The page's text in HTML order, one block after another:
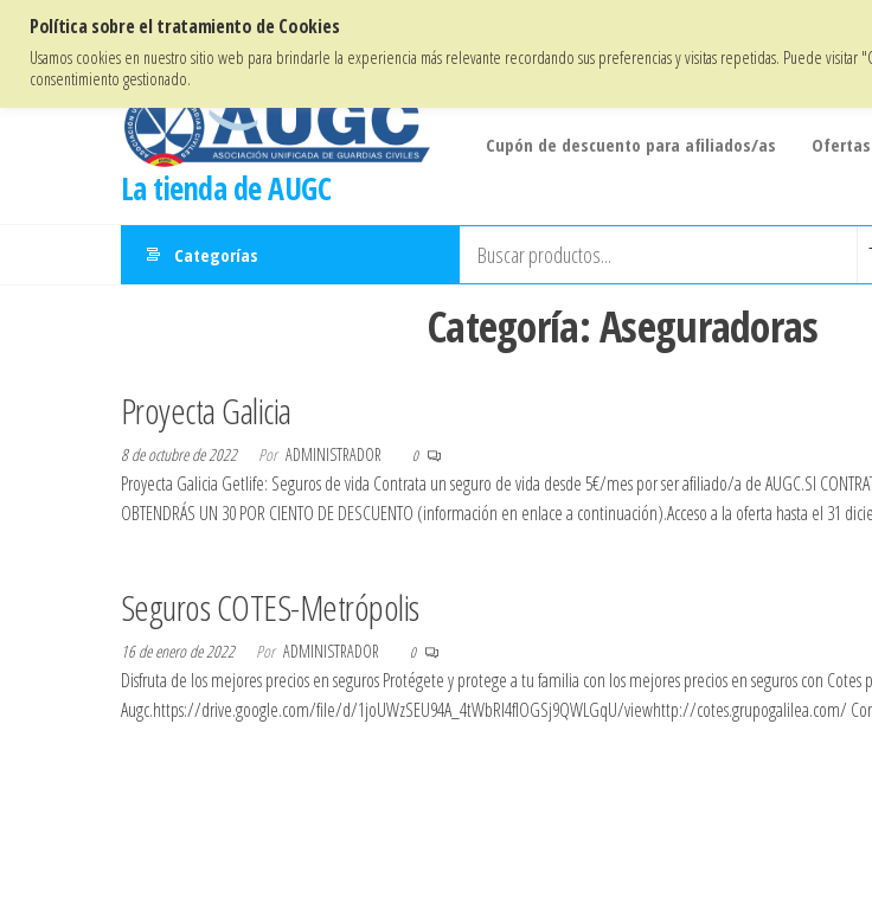
Saltar
contenido
Bienvenidos/as a la Tienda deAUGC
La tienda de AUGC
Cupón de descuento para afiliados/as
Categorías
Categoría:Aseguradoras
Proyecta Galicia
8 de octubre de 2022 Por ADMINISTRADOR 0
Proyecta Galicia Getlife: Seguros de vida Contrata un seguro de vida desde 5€/mes por ser afiliado/a de AUGC.SI
OBTENDRÁS UN 30 POR CIENTO DE DESCUENTO (información en enlace a continuación).Acceso a la oferta hasta el 31
Seguros COTES-Metrópolis
16 de enero de 2022 Por ADMINISTRADOR 0
Disfruta de los mejores precios en seguros Protégete y protege a tu familia con los mejores precios en seguros con Cotes
Augc.https://drive.google.com/file/d/1joUWzSEU94A_4tWbRl4fIOGSj9QWLGqU/viewhttp://cotes.grupogalilea.com/
Política sobre el tratamiento de Cookies
Usamos cookies en nuestro sitio web para brindarle la experiencia más relevante recordando sus preferencias y visitas repetidas. Puede visitar
consentimiento gestionado.